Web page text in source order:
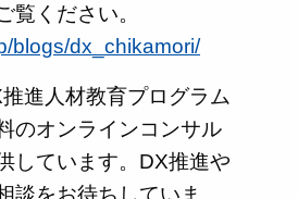
覧ください。
blogs/dx_chikamori/
進人材教育プログラム
のオンラインコンサル
しています。DX推進や
談をお待ちしていま